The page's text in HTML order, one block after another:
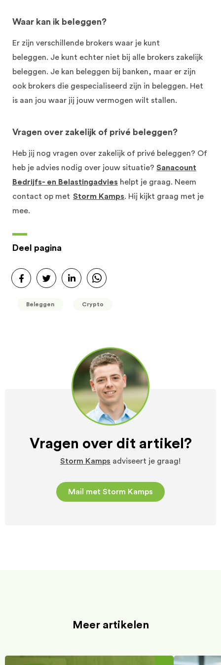
Waar kan ik beleggen?
Er zijn verschillende brokers waar je kunt
beleggen. Je kunt echter niet bij alle brokers zakelijk
beleggen. Je kan beleggen bij banken, maar er zijn
ook brokers die gespecialiseerd zijn in beleggen. Het
is aan jou waar jij jouw vermogen wilt stallen.
Vragen over zakelijk of privé beleggen?
Heb jij nog vragen over zakelijk of privé beleggen? Of
heb je advies nodig over jouw situatie? Sanacount
Bedrijfs- en Belastingadvies helpt je graag. Neem
contact op met Storm Kamps. Hij kijkt graag met je
mee.
Deel pagina
Beleggen Crypto
Vragen over dit artikel?
Storm Kamps adviseert je graag!
Mail met Storm Kamps
Meer artikelen